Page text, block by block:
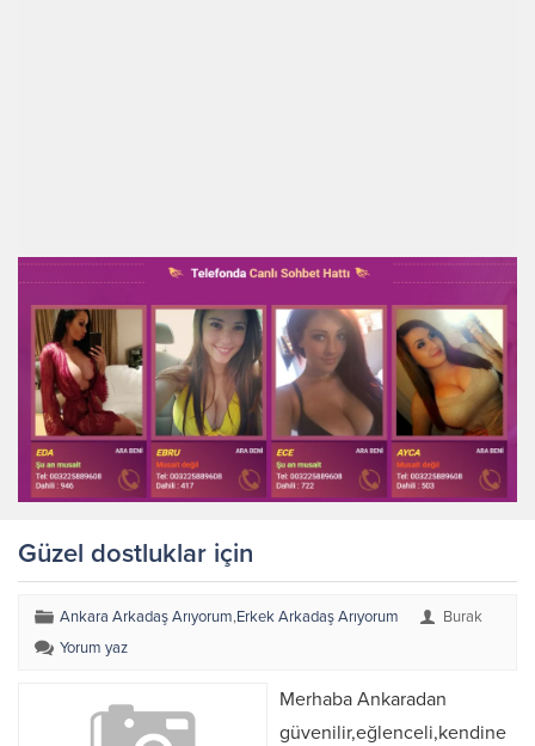
Güzel dostluklar için
Ankara Arkadaş Arıyorum,Erkek Arkadaş Arıyorum
Burak
Yorum yaz
Merhaba Ankaradan
güvenilir,eğlenceli,kendine